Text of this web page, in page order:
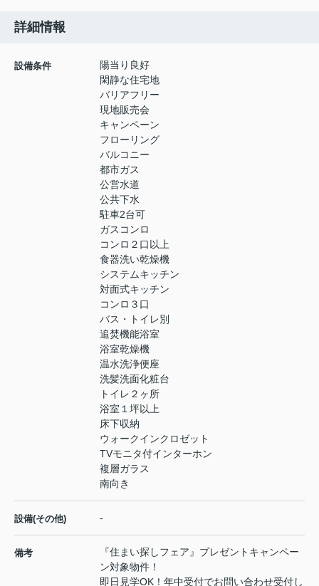
詳細情報
設備条件
陽当り良好
閑静な住宅地
バリアフリー
現地販売会
キャンペーン
フローリング
バルコニー
都市ガス
公営水道
公共下水
駐車2台可
ガスコンロ
コンロ２口以上
食器洗い乾燥機
システムキッチン
対面式キッチン
コンロ３口
バス・トイレ別
追焚機能浴室
浴室乾燥機
温水洗浄便座
洗髪洗面化粧台
トイレ２ヶ所
浴室１坪以上
床下収納
ウォークインクロゼット
TVモニタ付インターホン
複層ガラス
南向き
設備(その他) -
備考
『住まい探しフェア』プレゼントキャンペー
ン対象物件！
即日見学OK！年中受付でお問い合わせ受付し